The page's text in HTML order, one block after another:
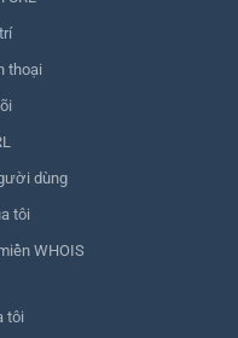
thoại
dùng
tôi
WHOIS
tôi